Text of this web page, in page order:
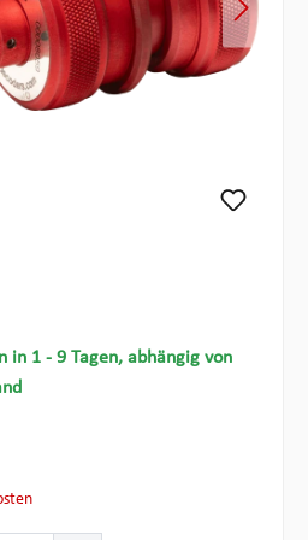
in 1 - 9 Tagen, abhängig von